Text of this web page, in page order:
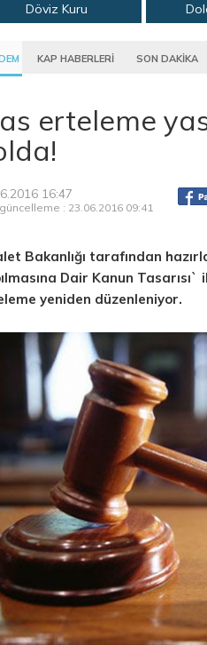
Döviz Kuru
KAP HABERLERİ SON DAKİKA
erteleme
16:47
: 23.06.2016 09:41
Bakanlığı tarafından
Dair Kanun
yeniden düzenleniyor.